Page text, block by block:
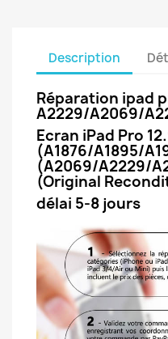
Description
Réparation ipad
A2229/A2069/
Ecran iPad Pro
(A1876/A1895/
(A2069/A2229/
(Original
délai 5-8 jours